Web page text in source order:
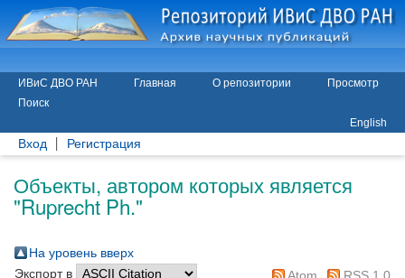
ИВиС ДВО РАН Главная О репозитории
Просмотр
Поиск
English
Вход Регистрация
Объекты, автором которых является
"Ruprecht Ph."
На уровень вверх
Экспорт в